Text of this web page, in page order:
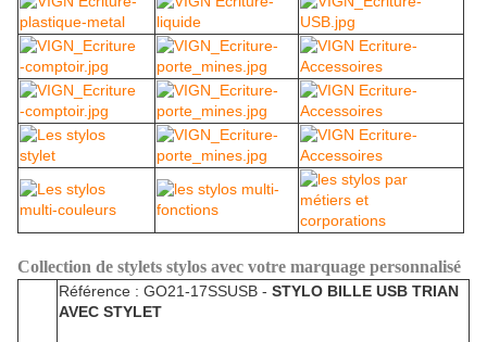
Collection de stylets stylos avec votre marquage personnalisé
Référence : GO21-17SSUSB - STYLO BILLE USB TRIAN
AVEC STYLET